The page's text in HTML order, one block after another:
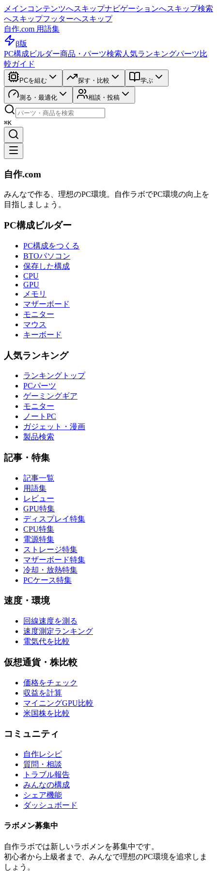
メインコンテンツへスキップナビゲーションへスキップ検索
へスキップフッターへスキップ
自作.com 用語集
β版
PC構成ビルダー商品・パーツ検索 人気ランキングパーツ比
較ガイド
PCを組む 探す・比較 学ぶ
測る・最適化 相談・投稿
⌘K
自作.com
みんなで作る、理想のPC環境。 自作ラボでPC環境の向上を
目指しましょう。
PC構成ビルダー
PC構成をつくる
BTOパソコン
保存した構成
CPU
GPU
メモリ
マザーボード
モニター
マウス
キーボード
人気ランキング
ランキングトップ
PCパーツ
ゲーミングギア
モニター
ノートPC
ガジェット・漫画
製品検索
記事・特集
記事一覧
用語集
レビュー
GPU特集
ディスプレイ特集
CPU特集
電源特集
ストレージ特集
マザーボード特集
冷却・放熱特集
PCケース特集
速度・環境
回線速度を測る
速度測定ランキング
電気代を比較
仮想通貨・株比較
価格をチェック
収益を計算
マイニングGPU比較
米国株を比較
コミュニティ
自作レシピ
質問・相談
トラブル報告
みんなの構成
シェア機能
ダッシュボード
ラボメン募集中
自作ラボでは新しいラボメンを募集中です。
初心者から上級者まで、みんなで理想のPC環境を追求しま
しょう。